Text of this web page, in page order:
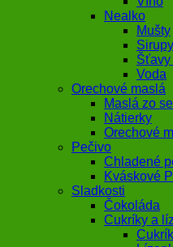
Nealko
Mušty
Sirupy
Šťavy
Voda
Orechové maslá
Maslá zo
Nátierky
Orechové
Pečivo
Chladené
Kváskové
Sladkosti
Čokoláda
Cukríky a